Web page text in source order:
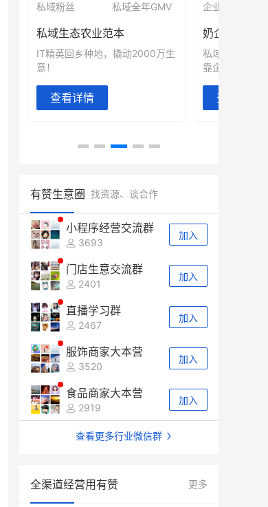
私域粉丝
私域全年GMV
私域生态农业范本
IT精英回乡种地，撬动2000万生
意！
查看详情
奶企靠企业
私域样本打法
靠企业微信实
查看详情
有赞生意圈 找资源、谈合作
小程序经营交流群
3693
加入
门店生意交流群
2401
加入
直播学习群
2467
加入
服饰商家大本营
3520
加入
食品商家大本营
2919
加入
查看更多行业微信群
全渠道经营用有赞 更多